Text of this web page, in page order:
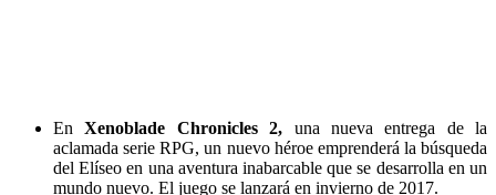
EnXenoblade Chronicles 2, una nueva entrega de la
aclamada serie RPG, un nuevo héroe emprenderá la búsqueda
del Elíseo en una aventura inabarcable que se desarrolla en un
mundo nuevo. El juego se lanzará en invierno de 2017.